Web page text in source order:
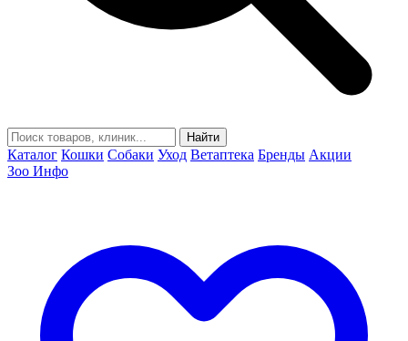
Найти
Каталог Кошки Собаки Уход Ветаптека Бренды Акции
Зоо Инфо